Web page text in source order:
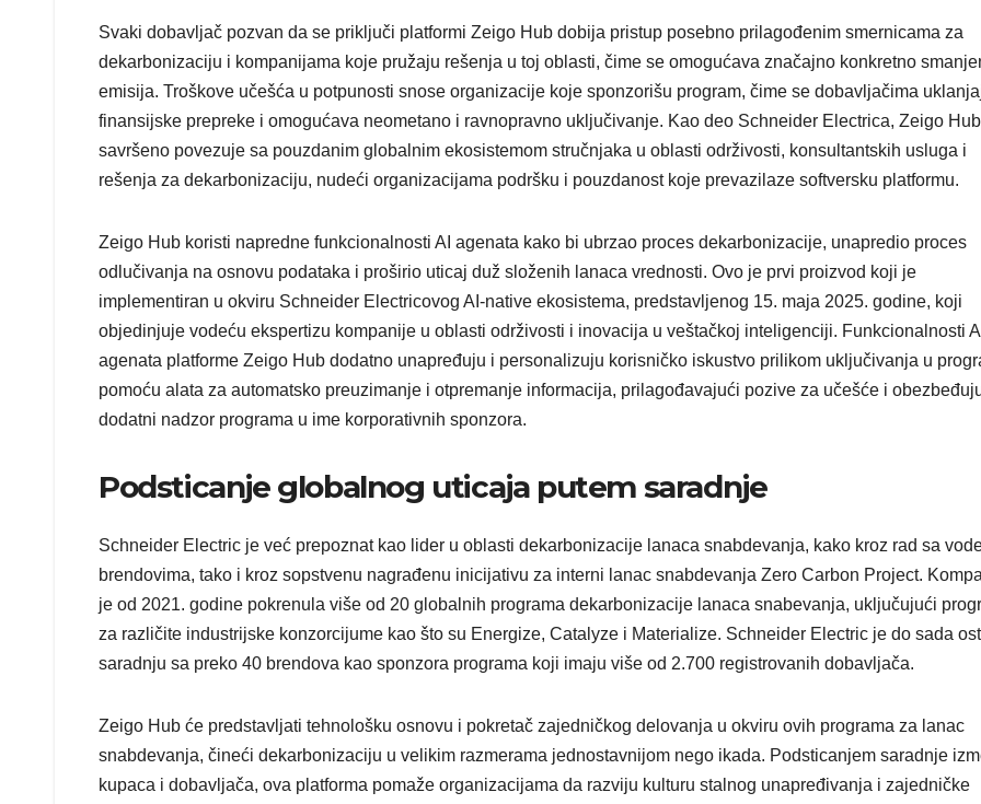
Svaki dobavljač pozvan da se priključi platformi Zeigo Hub dobija pristup posebno prilagođenim smernicama za
dekarbonizaciju i kompanijama koje pružaju rešenja u toj oblasti, čime se omogućava značajno konkretno
emisija. Troškove učešća u potpunosti snose organizacije koje sponzorišu program, čime se dobavljačima
finansijske prepreke i omogućava neometano i ravnopravno uključivanje. Kao deo Schneider Electrica, Zeigo
savršeno povezuje sa pouzdanim globalnim ekosistemom stručnjaka u oblasti održivosti, konsultantskih usluga i
rešenja za dekarbonizaciju, nudeći organizacijama podršku i pouzdanost koje prevazilaze softversku platformu.
Zeigo Hub koristi napredne funkcionalnosti AI agenata kako bi ubrzao proces dekarbonizacije, unapredio proces
odlučivanja na osnovu podataka i proširio uticaj duž složenih lanaca vrednosti. Ovo je prvi proizvod koji je
implementiran u okviru Schneider Electricovog AI-native ekosistema, predstavljenog 15. maja 2025. godine, koji
objedinjuje vodeću ekspertizu kompanije u oblasti održivosti i inovacija u veštačkoj inteligenciji. Funkcionalnosti AI
agenata platforme Zeigo Hub dodatno unapređuju i personalizuju korisničko iskustvo prilikom uključivanja u
pomoću alata za automatsko preuzimanje i otpremanje informacija, prilagođavajući pozive za učešće i
dodatni nadzor programa u ime korporativnih sponzora.
Podsticanje globalnog uticaja putem saradnje
Schneider Electric je već prepoznat kao lider u oblasti dekarbonizacije lanaca snabdevanja, kako kroz rad sa
brendovima, tako i kroz sopstvenu nagrađenu inicijativu za interni lanac snabdevanja Zero Carbon Project.
je od 2021. godine pokrenula više od 20 globalnih programa dekarbonizacije lanaca snabevanja, uključujući
za različite industrijske konzorcijume kao što su Energize, Catalyze i Materialize. Schneider Electric je do sada
saradnju sa preko 40 brendova kao sponzora programa koji imaju više od 2.700 registrovanih dobavljača.
Zeigo Hub će predstavljati tehnološku osnovu i pokretač zajedničkog delovanja u okviru ovih programa za lanac
snabdevanja, čineći dekarbonizaciju u velikim razmerama jednostavnijom nego ikada. Podsticanjem saradnje
kupaca i dobavljača, ova platforma pomaže organizacijama da razviju kulturu stalnog unapređivanja i zajedničke